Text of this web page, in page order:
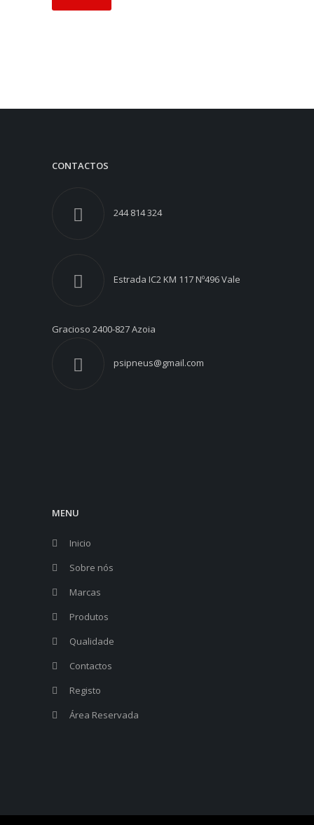
CONTACTOS
244 814 324
Estrada IC2 KM 117 Nº496 Vale
Gracioso 2400-827 Azoia
psipneus@gmail.com
MENU
Inicio
Sobre nós
Marcas
Produtos
Qualidade
Contactos
Registo
Área Reservada